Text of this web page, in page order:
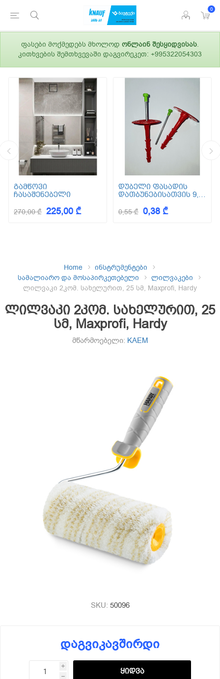
0
ფასები მოქმედებს მხოლოდ ონლაინ შესყიდვისას.
კითხვების შემთხვევაში დაგვირეკეთ: +995322054303
გამწოვი
ჩასაშენებელი
270,00 ₾ 225,00 ₾
დუბელი ფასადის
დათბუნებისათვის 9,5
0,55 ₾ 0,38 ₾
Home
ინსტრუმენტები
სამალიარო და მოსაპირკეთებელი
ლილვაკები
ლილვაკი 2კომ. სახელურით, 25 სმ, Maxprofi, Hardy
ლილვაკი 2კომ. სახელურით, 25
სმ, Maxprofi, Hardy
მწარმოებელი: KAEM
SKU: 50096
დაგვიკავშირდი
i
h